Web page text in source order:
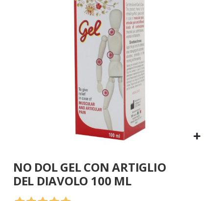
all'inizio
della
galleria
NO DOL GEL CON ARTIGLIO
DEL DIAVOLO 100 ML